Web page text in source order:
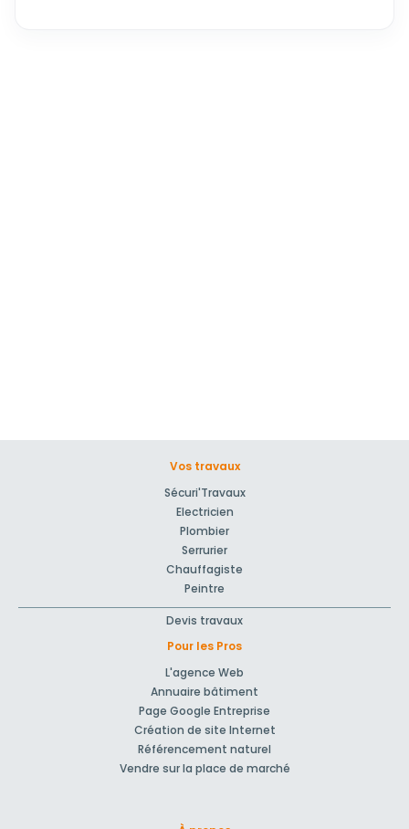
Vos travaux
Sécuri'Travaux
Electricien
Plombier
Serrurier
Chauffagiste
Peintre
Devis travaux
Pour les Pros
L'agence Web
Annuaire bâtiment
Page Google Entreprise
Création de site Internet
Référencement naturel
Vendre sur la place de marché